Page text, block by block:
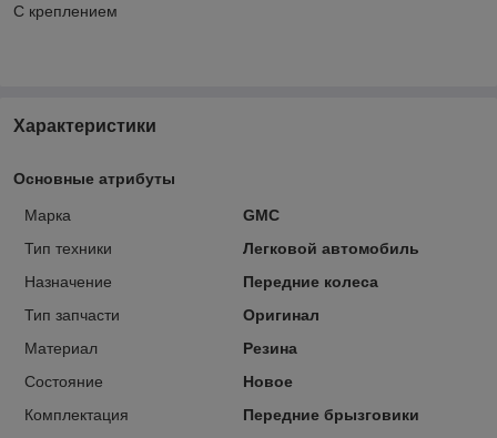
С креплением
Характеристики
Основные атрибуты
Марка
GMC
Тип техники
Легковой автомобиль
Назначение
Передние колеса
Тип запчасти
Оригинал
Материал
Резина
Состояние
Новое
Комплектация
Передние брызговики